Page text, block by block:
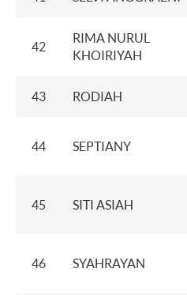
42
RIMA NURUL
KHOIRIYAH
43 RODIAH
44 SEPTIANY
45 SITI ASIAH
46 SYAHRAYAN